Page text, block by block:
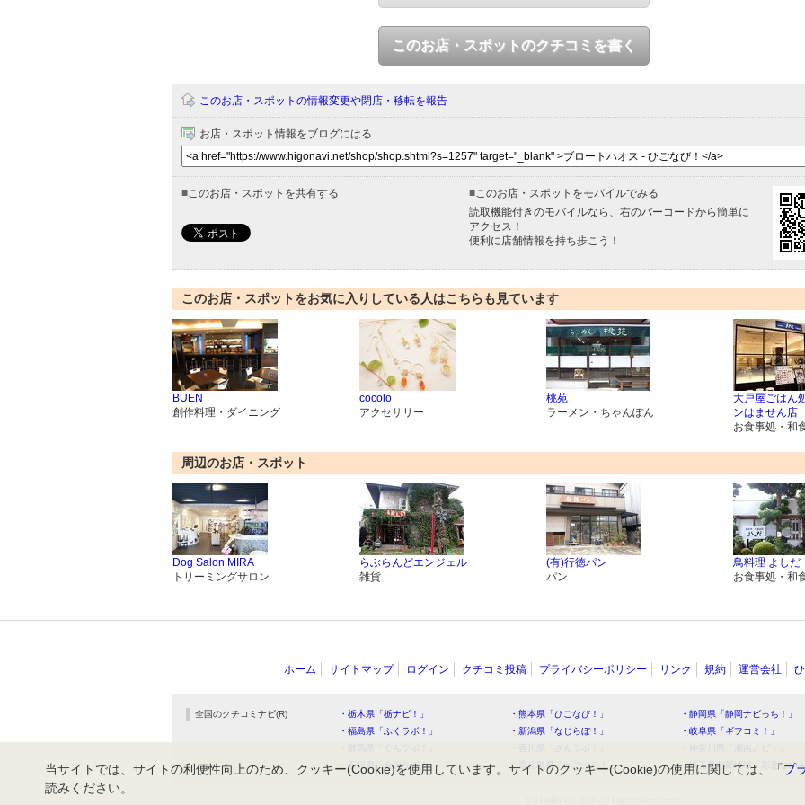
このお店・スポットのクチコミを書く
このお店・スポットの情報変更や閉店・移転を報告
お店・スポット情報をブログにはる
■このお店・スポットを共有する ■このお店・スポットをモバイルでみる
読取機能付きのモバイルなら、右のバーコードから簡単に
アクセス！
便利に店舗情報を持ち歩こう！
このお店・スポットをお気に入りしている人はこちらも見ています
BUEN
創作料理・ダイニング
cocolo
アクセサリー
桃苑
ラーメン・ちゃんぽん
大戸屋ごはん
ンはません店
お食事処・和
周辺のお店・スポット
Dog Salon MIRA
トリーミングサロン
らぶらんどエンジェル
雑貨
(有)行徳パン
パン
鳥料理 よしだ
お食事処・和
ホーム サイトマップ ログイン クチコミ投稿 プライバシーポリシー リンク 規約 運営会社
全国のクチコミナビ(R) ・栃木県「栃ナビ！」 ・熊本県「ひごなび！」
・静岡県「静岡ナビっち！」
・福島県「ふくラボ！」
・新潟県「なじらぼ！」
・岐阜県「ギフコミ！」
・石川県「金沢ラボ！」
・鹿児島県「かごぶら！」 ・埼玉県北部地域「彩北なび
当サイトでは、サイトの利便性向上のため、クッキー(Cookie)を使用しています。サイトのクッキー(Cookie)の使用に関しては、「プ
読みください。